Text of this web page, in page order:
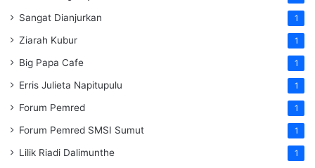
Sangat Dianjurkan 1
Ziarah Kubur 1
Big Papa Cafe 1
Erris Julieta Napitupulu 1
Forum Pemred 1
Forum Pemred SMSI Sumut 1
Lilik Riadi Dalimunthe 1